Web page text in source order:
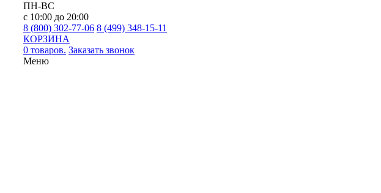
ПН-ВС
с 10:00 до 20:00
8 (800) 302-77-06 8 (499) 348-15-11
КОРЗИНА
0 товаров. Заказать звонок
Меню